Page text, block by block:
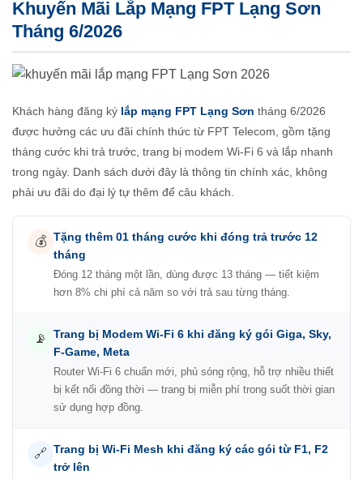
Khuyến Mãi Lắp Mạng FPT Lạng Sơn
Tháng 6/2026
Khách hàng đăng ký lắp mạng FPT Lạng Sơn tháng 6/2026
được hưởng các ưu đãi chính thức từ FPT Telecom, gồm tặng
tháng cước khi trả trước, trang bị modem Wi-Fi 6 và lắp nhanh
trong ngày. Danh sách dưới đây là thông tin chính xác, không
phải ưu đãi do đại lý tự thêm để câu khách.
💰 Tặng thêm 01 tháng cước khi đóng trả trước 12
tháng
Đóng 12 tháng một lần, dùng được 13 tháng — tiết kiệm
hơn 8% chi phí cả năm so với trả sau từng tháng.
📡
Trang bị Modem Wi-Fi 6 khi đăng ký gói Giga, Sky,
F-Game, Meta
Router Wi-Fi 6 chuẩn mới, phủ sóng rộng, hỗ trợ nhiều thiết
bị kết nối đồng thời — trang bị miễn phí trong suốt thời gian
sử dụng hợp đồng.
🔗 Trang bị Wi-Fi Mesh khi đăng ký các gói từ F1, F2
trở lên